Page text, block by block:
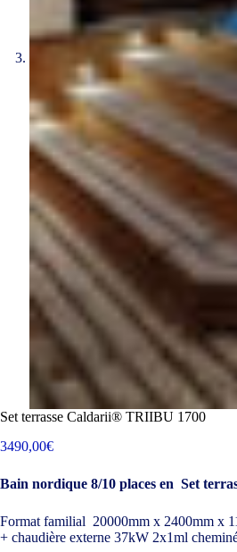
Set terrasse Caldarii® TRIIBU 1700
3490,00€
Bain nordique 8/10 places en Set
Format familial 20000mm x 2400mm x
+ chaudière externe 37kW 2x1ml